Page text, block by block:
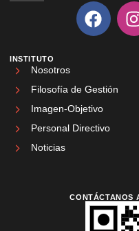
INSTITUTO
Nosotros
Filosofía de Gestión
Imagen-Objetivo
Personal Directivo
Noticias
CONTÁCTANOS